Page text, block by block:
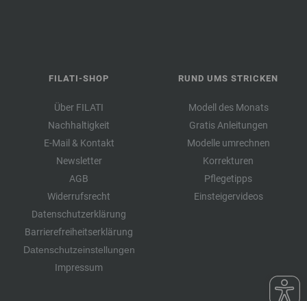
FILATI-SHOP
Über FILATI
Nachhaltigkeit
E-Mail & Kontakt
Newsletter
AGB
Widerrufsrecht
Datenschutzerklärung
Barrierefreiheitserklärung
Datenschutzeinstellungen
Impressum
RUND UMS STRICKEN
Modell des Monats
Gratis Anleitungen
Modelle umrechnen
Korrekturen
Pflegetipps
Einsteigervideos